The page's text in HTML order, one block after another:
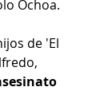
Ochoa.
de 'El